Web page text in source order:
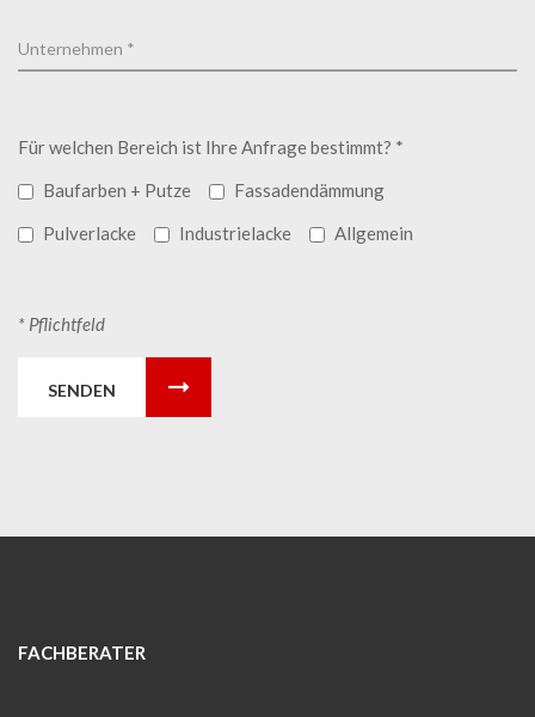
Für welchen Bereich ist Ihre Anfrage bestimmt? *
Baufarben + Putze
Fassadendämmung
Pulverlacke
Industrielacke Allgemein
* Pflichtfeld
SENDEN
FACHBERATER